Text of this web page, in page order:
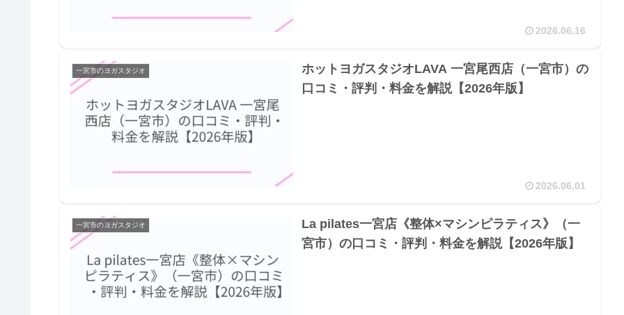
2026.06.16
一宮市のヨガスタジオ
ホットヨガスタジオLAVA 一宮尾西店（一宮市）の
口コミ・評判・料金を解説【2026年版】
2026.06.01
一宮市のヨガスタジオ
La pilates一宮店《整体×マシンピラティス》（一
宮市）の口コミ・評判・料金を解説【2026年版】